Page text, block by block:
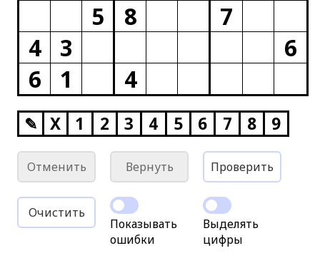
5
8
7
4
3
6
6
1 4
✎ X 1 2 3 4 5 6 7 8 9
Отменить Вернуть Проверить
Очистить
Показывать
ошибки
Выделять
цифры